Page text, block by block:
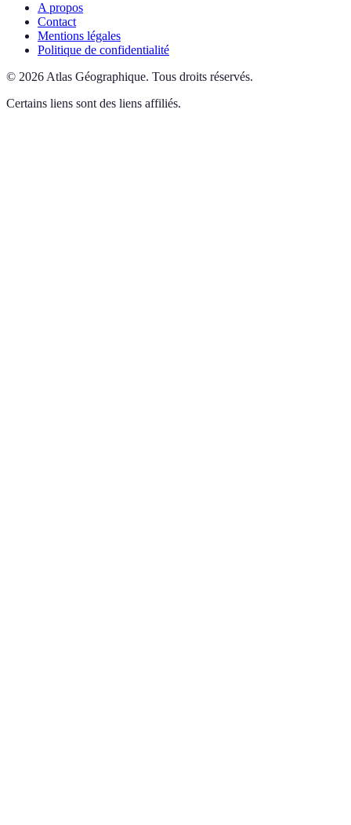
A propos
Contact
Mentions légales
Politique de confidentialité
© 2026 Atlas Géographique. Tous droits réservés.
Certains liens sont des liens affiliés.